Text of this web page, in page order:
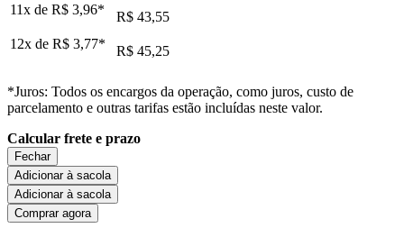
11x de R$ 3,96*
R$ 43,55
12x de R$ 3,77* R$ 45,25
*Juros: Todos os encargos da operação, como juros, custo de
parcelamento e outras tarifas estão incluídas neste valor.
Calcular frete e prazo
Fechar
Adicionar à sacola
Adicionar à sacola
Comprar agora